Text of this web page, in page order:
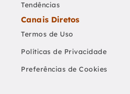
Tendências
Canais Diretos
Termos de Uso
Políticas de Privacidade
Preferências de Cookies